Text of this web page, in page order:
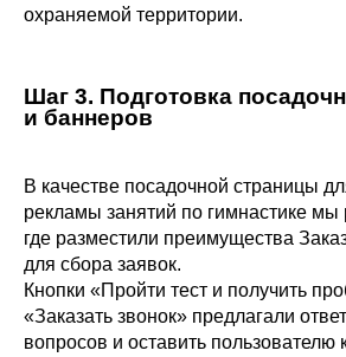
охраняемой территории.
Шаг 3. Подготовка
и баннеров
В качестве посадочной страницы
рекламы занятий по гимнастике мы
где разместили преимущества
для сбора заявок.
Кнопки «Пройти тест и получить
«Заказать звонок» предлагали
вопросов и оставить пользователю